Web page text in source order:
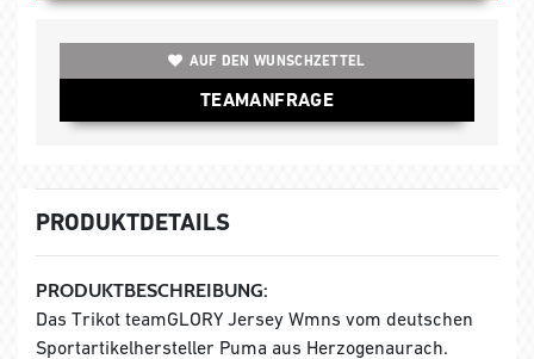
AUF DEN WUNSCHZETTEL
TEAMANFRAGE
PRODUKTDETAILS
PRODUKTBESCHREIBUNG:
Das Trikot teamGLORY Jersey Wmns vom deutschen
Sportartikelhersteller Puma aus Herzogenaurach.